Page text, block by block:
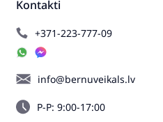
Kontakti
+371-223-777-09
info@bernuveikals.lv
P-P: 9:00-17:00